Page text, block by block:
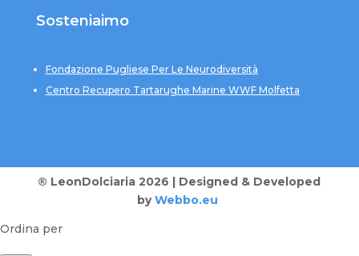
Sosteniaimo
Fondazione Pugliese Per Le Neurodiversità
Centro Recupero Tartarughe Marine WWF Molfetta
® LeonDolciaria 2026 | Designed & Developed
by Webbo.eu
Ordina per